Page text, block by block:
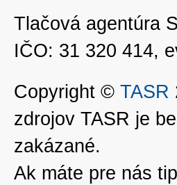
Tlačová agentúra
IČO: 31 320 414,
Copyright © TASR
zdrojov TASR je
zakázané.
Ak máte pre nás